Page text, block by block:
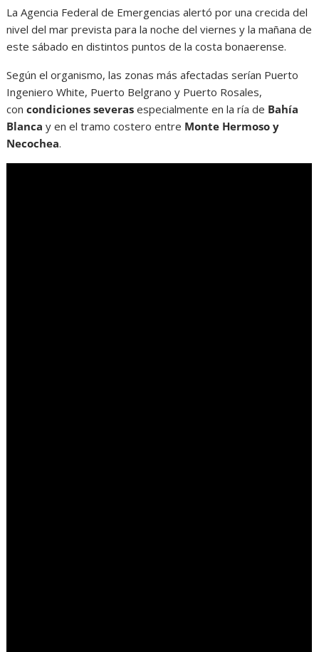
La Agencia Federal de Emergencias alertó por una crecida del
nivel del mar prevista para la noche del viernes y la mañana de
este sábado en distintos puntos de la costa bonaerense.
Según el organismo, las zonas más afectadas serían Puerto
Ingeniero White, Puerto Belgrano y Puerto Rosales,
concondiciones severas especialmente en la ría de Bahía
Blancay en el tramo costero entre Monte Hermoso y
Necochea.